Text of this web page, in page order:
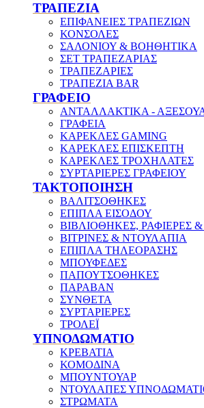
ΤΡΑΠΕΖΙΑ
ΕΠΙΦΑΝΕΙΕΣ ΤΡΑΠΕΖΙΩΝ
ΚΟΝΣΟΛΕΣ
ΣΑΛΟΝΙΟΥ & ΒΟΗΘΗΤΙΚΑ
ΣΕΤ ΤΡΑΠΕΖΑΡΙΑΣ
ΤΡΑΠΕΖΑΡΙΕΣ
ΤΡΑΠΕΖΙΑ BAR
ΓΡΑΦΕΙΟ
ΑΝΤΑΛΛΑΚΤΙΚΑ -
ΓΡΑΦΕΙΑ
ΚΑΡΕΚΛΕΣ GAMING
ΚΑΡΕΚΛΕΣ ΕΠΙΣΚΕΠΤΗ
ΚΑΡΕΚΛΕΣ ΤΡΟΧΗΛΑΤΕΣ
ΣΥΡΤΑΡΙΕΡΕΣ ΓΡΑΦΕΙΟΥ
ΤΑΚΤΟΠΟΙΗΣΗ
ΒΑΛΙΤΣΟΘΗΚΕΣ
ΕΠΙΠΛΑ ΕΙΣΟΔΟΥ
ΒΙΒΛΙΟΘΗΚΕΣ, ΡΑΦΙΕΡΕΣ &
ΒΙΤΡΙΝΕΣ & ΝΤΟΥΛΑΠΙΑ
ΕΠΙΠΛΑ ΤΗΛΕΟΡΑΣΗΣ
ΜΠΟΥΦΕΔΕΣ
ΠΑΠΟΥΤΣΟΘΗΚΕΣ
ΠΑΡΑΒΑΝ
ΣΥΝΘΕΤΑ
ΣΥΡΤΑΡΙΕΡΕΣ
ΤΡΟΛΕΪ
ΥΠΝΟΔΩΜΑΤΙΟ
ΚΡΕΒΑΤΙΑ
ΚΟΜΟΔΙΝΑ
ΜΠΟΥΝΤΟΥΑΡ
ΝΤΟΥΛΑΠΕΣ
ΣΤΡΩΜΑΤΑ